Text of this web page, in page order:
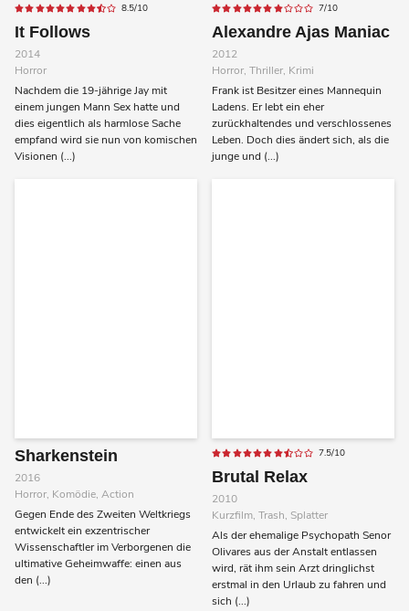
8.5/10
It Follows
2014
Horror
Nachdem die 19-jährige Jay mit
einem jungen Mann Sex hatte und
dies eigentlich als harmlose Sache
empfand wird sie nun von komischen
Visionen (...)
7/10
Alexandre Ajas Maniac
2012
Horror, Thriller, Krimi
Frank ist Besitzer eines Mannequin
Ladens. Er lebt ein eher
zurückhaltendes und verschlossenes
Leben. Doch dies ändert sich, als die
junge und (...)
Sharkenstein
2016
Horror, Komödie, Action
Gegen Ende des Zweiten Weltkriegs
entwickelt ein exzentrischer
Wissenschaftler im Verborgenen die
ultimative Geheimwaffe: einen aus
den (...)
7.5/10
Brutal Relax
2010
Kurzfilm, Trash, Splatter
Als der ehemalige Psychopath Senor
Olivares aus der Anstalt entlassen
wird, rät ihm sein Arzt dringlichst
erstmal in den Urlaub zu fahren und
sich (...)